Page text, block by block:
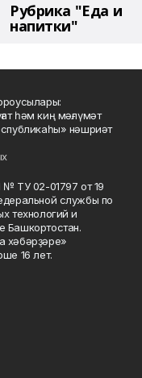
Рубрика "Еда и
напитки"
һәм киң мәғлүмәт
нәшриәт
ТУ 02-01797 от 19
службы по
технологий и
Башкортостан.
хәбәрҙәре»
16 лет.